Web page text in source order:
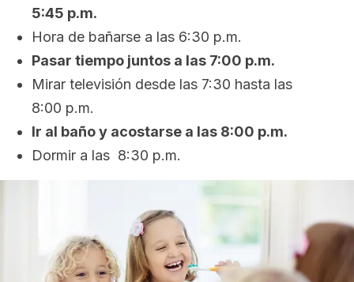
5:45 p.m.
Hora de bañarse a las 6:30 p.m.
Pasar tiempo juntos a las 7:00 p.m.
Mirar televisión desde las 7:30 hasta las
8:00 p.m.
Ir al baño y acostarse a las 8:00 p.m.
Dormir a las 8:30 p.m.